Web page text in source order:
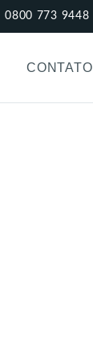
0800 773 9448
CONTATO